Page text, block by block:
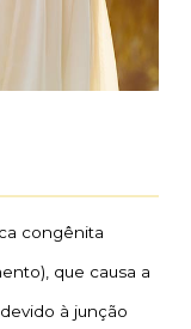
congênita
que causa a
à junção